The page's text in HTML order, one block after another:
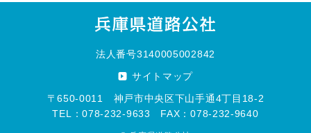
法人番号3140005002842
サイトマップ
〒650-0011 神戸市中央区下山手通4丁目18-2
TEL：078-232-9633 FAX：078-232-9640